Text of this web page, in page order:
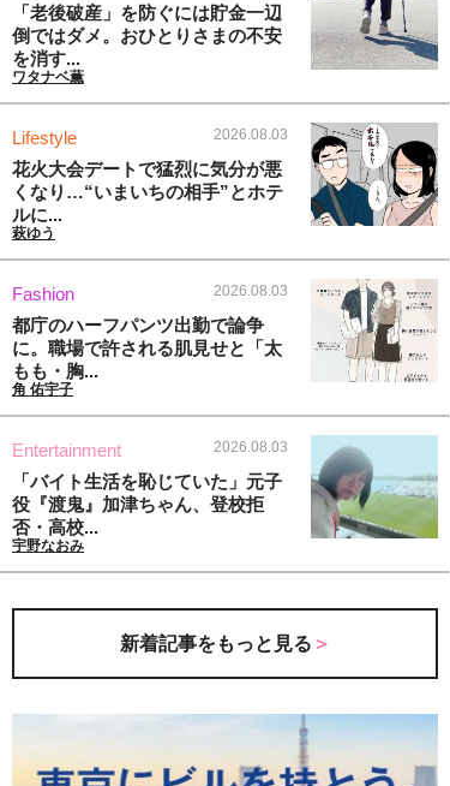
「老後破産」を防ぐには貯金一辺
倒ではダメ。おひとりさまの不安
を消す...
ワタナベ薫
Lifestyle 2026.08.03
花火大会デートで猛烈に気分が悪
くなり…“いまいちの相手”とホテ
ルに...
萩ゆう
Fashion 2026.08.03
都庁のハーフパンツ出勤で論争
に。職場で許される肌見せと「太
もも・胸...
角 佑宇子
Entertainment 2026.08.03
「バイト生活を恥じていた」元子
役『渡鬼』加津ちゃん、登校拒
否・高校...
宇野なおみ
新着記事をもっと見る